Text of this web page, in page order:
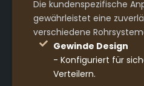
Die kundenspezifische
gewährleistet eine
verschiedene
Gewinde Design
- Konfiguriert für
Verteilern.